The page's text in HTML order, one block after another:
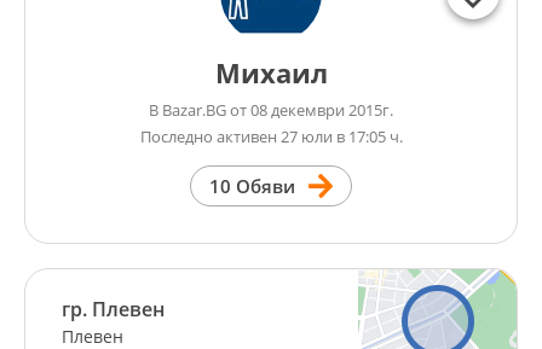
Михаил
В Bazar.BG от 08 декември 2015г.
Последно активен 27 юли в 17:05 ч.
10 Обяви
гр. Плевен
Плевен